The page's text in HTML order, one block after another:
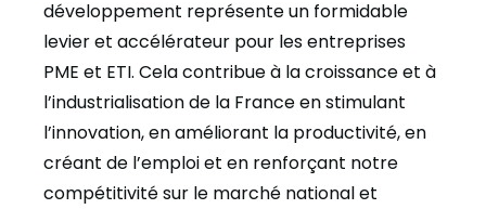
développement représente un formidable
levier et accélérateur pour les entreprises
PME et ETI. Cela contribue à la croissance et à
l’industrialisation de la France en stimulant
l’innovation, en améliorant la productivité, en
créant de l’emploi et en renforçant notre
compétitivité sur le marché national et